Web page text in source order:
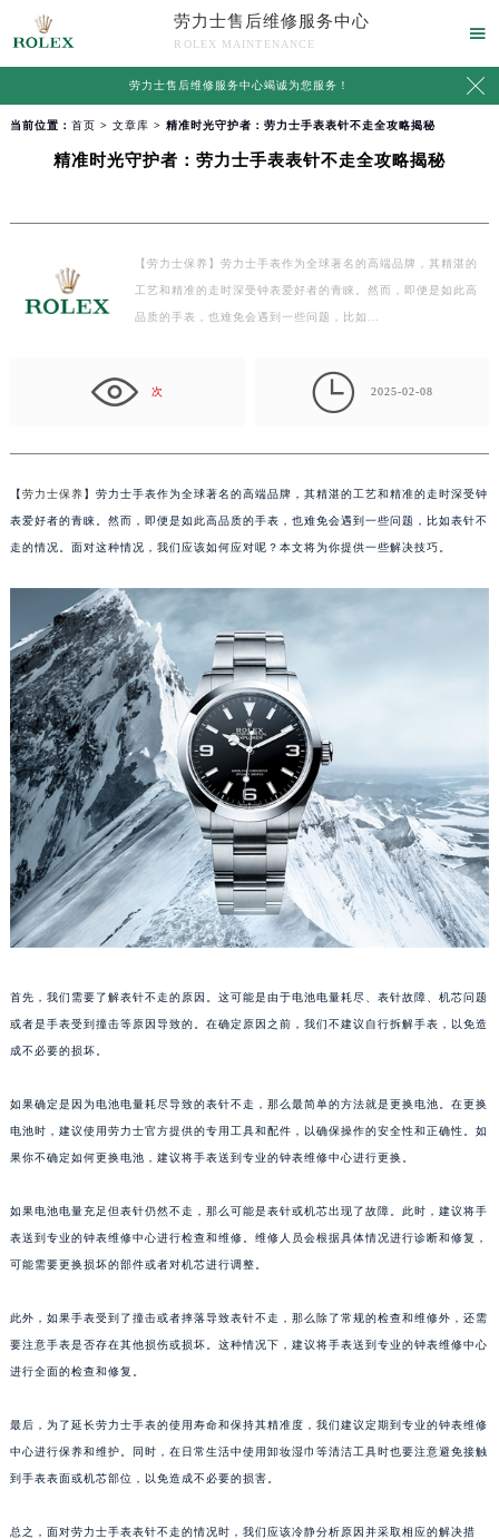
劳力士售后维修服务中心
ROLEX MAINTENANCE

劳力士售后维修服务中心竭诚为您服务！ 
当前位置： 首页 > 文章库 > 精准时光守护者：劳力士手表表针不走全攻略揭秘
精准时光守护者：劳力士手表表针不走全攻略揭秘
【劳力士保养】劳力士手表作为全球著名的高端品牌，其精湛的
工艺和精准的走时深受钟表爱好者的青睐。然而，即便是如此高
品质的手表，也难免会遇到一些问题，比如…
次  2025-02-08
【劳力士保养】劳力士手表作为全球著名的高端品牌，其精湛的工艺和精准的走时深受钟
表爱好者的青睐。然而，即便是如此高品质的手表，也难免会遇到一些问题，比如表针不
走的情况。面对这种情况，我们应该如何应对呢？本文将为你提供一些解决技巧。
首先，我们需要了解表针不走的原因。这可能是由于电池电量耗尽、表针故障、机芯问题
或者是手表受到撞击等原因导致的。在确定原因之前，我们不建议自行拆解手表，以免造
成不必要的损坏。
如果确定是因为电池电量耗尽导致的表针不走，那么最简单的方法就是更换电池。在更换
电池时，建议使用劳力士官方提供的专用工具和配件，以确保操作的安全性和正确性。如
果你不确定如何更换电池，建议将手表送到专业的钟表维修中心进行更换。
如果电池电量充足但表针仍然不走，那么可能是表针或机芯出现了故障。此时，建议将手
表送到专业的钟表维修中心进行检查和维修。维修人员会根据具体情况进行诊断和修复，
可能需要更换损坏的部件或者对机芯进行调整。
此外，如果手表受到了撞击或者摔落导致表针不走，那么除了常规的检查和维修外，还需
要注意手表是否存在其他损伤或损坏。这种情况下，建议将手表送到专业的钟表维修中心
进行全面的检查和修复。
最后，为了延长劳力士手表的使用寿命和保持其精准度，我们建议定期到专业的钟表维修
中心进行保养和维护。同时，在日常生活中使用卸妆湿巾等清洁工具时也要注意避免接触
到手表表面或机芯部位，以免造成不必要的损害。
总之，面对劳力士手表表针不走的情况时，我们应该冷静分析原因并采取相应的解决措